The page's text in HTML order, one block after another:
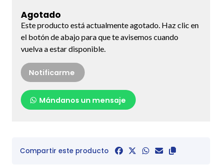
Agotado
Este producto está actualmente agotado. Haz clic en
el botón de abajo para que te avisemos cuando
vuelva a estar disponible.
Notificarme
Mándanos un mensaje
Compartir este producto